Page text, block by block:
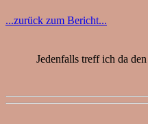
...zurück zum Bericht...
Jedenfalls treff ich da